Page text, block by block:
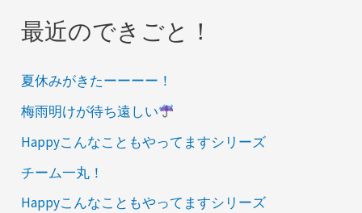
最近のできごと！
夏休みがきたーーーー！
梅雨明けが待ち遠しい
Happyこんなこともやってますシリーズ
チーム一丸！
Happyこんなこともやってますシリーズ